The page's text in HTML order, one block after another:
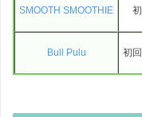
SMOOTH SMOOTHIE
Bull Pulu 初